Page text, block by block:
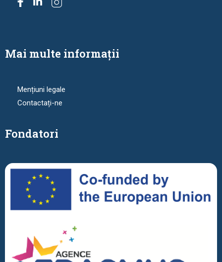
Mai multe informații
Mențiuni legale
Contactați-ne
Fondatori